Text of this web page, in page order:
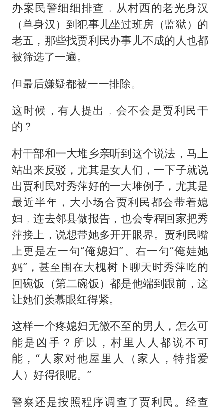
办案民警细细排查，从村西的老光身汉
（单身汉）到犯事儿坐过班房（监狱）的
老五，那些找贾利民办事儿不成的人也都
被筛选了一遍。
但最后嫌疑都被一一排除。
这时候，有人提出，会不会是贾利民干
的？
村干部和一大堆乡亲听到这个说法，马上
站出来反驳，尤其是女人们，一下子就说
出贾利民对秀萍好的一大堆例子，尤其是
最近半年，大小场合贾利民都会带着媳
妇，连去邻县做报告，也会专程回家把秀
萍接上，说想带她多开开眼界。贾利民嘴
上更是左一句“俺媳妇”、右一句“俺娃她
妈”，甚至围在大槐树下聊天时秀萍吃的
回碗饭（第二碗饭）都是他端到跟前，这
让她们羡慕眼红得紧。
这样一个疼媳妇无微不至的男人，怎么可
能是凶手？所以，村里人人都说不可
能，“人家对他屋里人（家人，特指爱
人）好得很呢。”
警察还是按照程序调查了贾利民。经查